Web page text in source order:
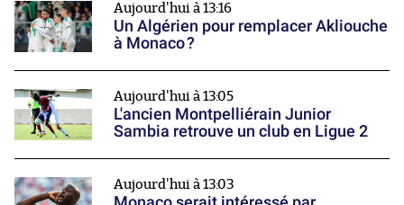
Aujourd'hui à 13:16
Un Algérien pour remplacer Akliouche
à Monaco ?
Aujourd'hui à 13:05
L'ancien Montpelliérain Junior
Sambia retrouve un club en Ligue 2
Aujourd'hui à 13:03